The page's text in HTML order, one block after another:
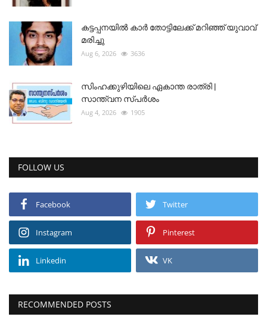
കട്ടപ്പനയിൽ കാർ തോട്ടിലേക്ക് മറിഞ്ഞ് യുവാവ്
മരിച്ചു
Aug 6, 2026 3636
സിംഹക്കുഴിയിലെ ഏകാന്ത രാത്രി |
സാന്ത്വന സ്പർശം
Aug 4, 2026 1905
FOLLOW US
Facebook Twitter
Instagram Pinterest
Linkedin VK
RECOMMENDED POSTS